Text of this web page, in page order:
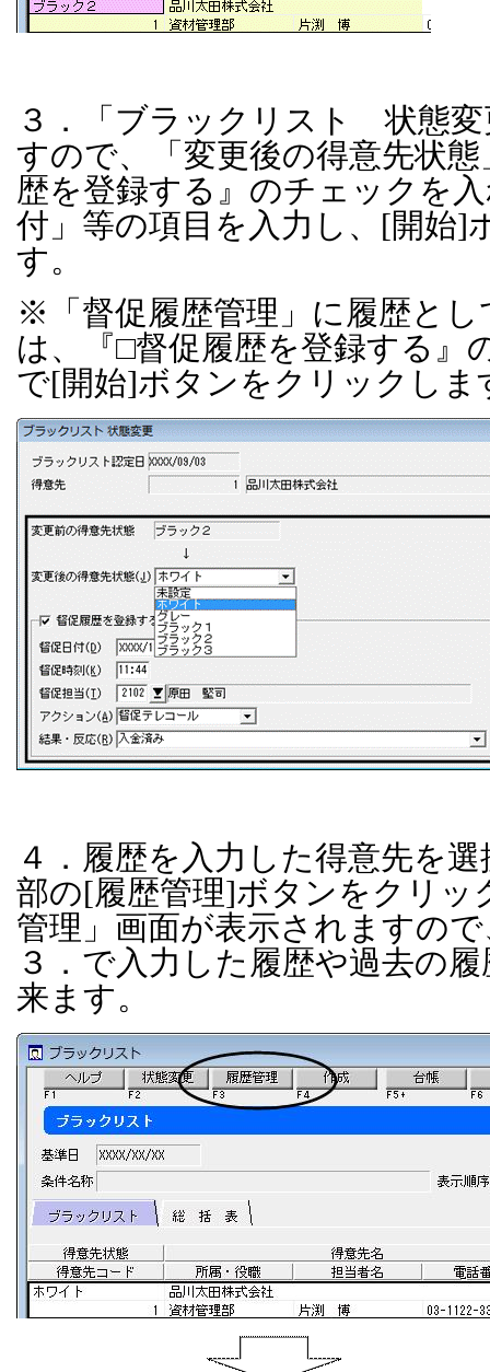
３．「ブラックリスト 状態
すので、「変更後の得意先状
歴を登録する』のチェックを
付」等の項目を入力し、 [開始]
す。
※「督促履歴管理」に履歴と
は、『□督促履歴を登録する』
で[開始]ボタンをクリックしま
４．履歴を入力した得意先を
部の[履歴管理]ボタンをクリッ
管理」画面が表示されますの
３．で入力した履歴や過去の
来ます。